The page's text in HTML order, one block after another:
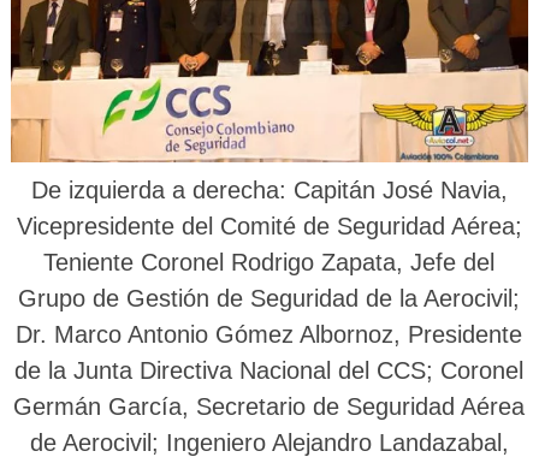
De izquierda a derecha: Capitán José Navia,
Vicepresidente del Comité de Seguridad Aérea;
Teniente Coronel Rodrigo Zapata, Jefe del
Grupo de Gestión de Seguridad de la Aerocivil;
Dr. Marco Antonio Gómez Albornoz, Presidente
de la Junta Directiva Nacional del CCS; Coronel
Germán García, Secretario de Seguridad Aérea
de Aerocivil; Ingeniero Alejandro Landazabal,